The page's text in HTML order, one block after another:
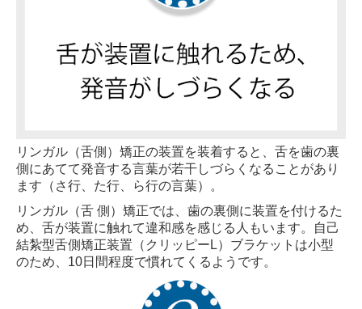
リンガル（舌側）矯正の装置を装着すると、舌を歯の裏
側にあてて発音する言葉が若干しづらくなることがあり
ます（さ行、た行、ら行の言葉）。
リンガル（舌 側）矯正では、歯の裏側に装置を付けるた
め、舌が装置に触れて違和感を感じる人もいます。自己
結紮型舌側矯正装置（クリッピーL）ブラケットは小型
のため、10日間程度で慣れてくるようです。